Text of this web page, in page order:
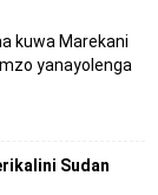
kuwa Marekani
yanayolenga
Sudan